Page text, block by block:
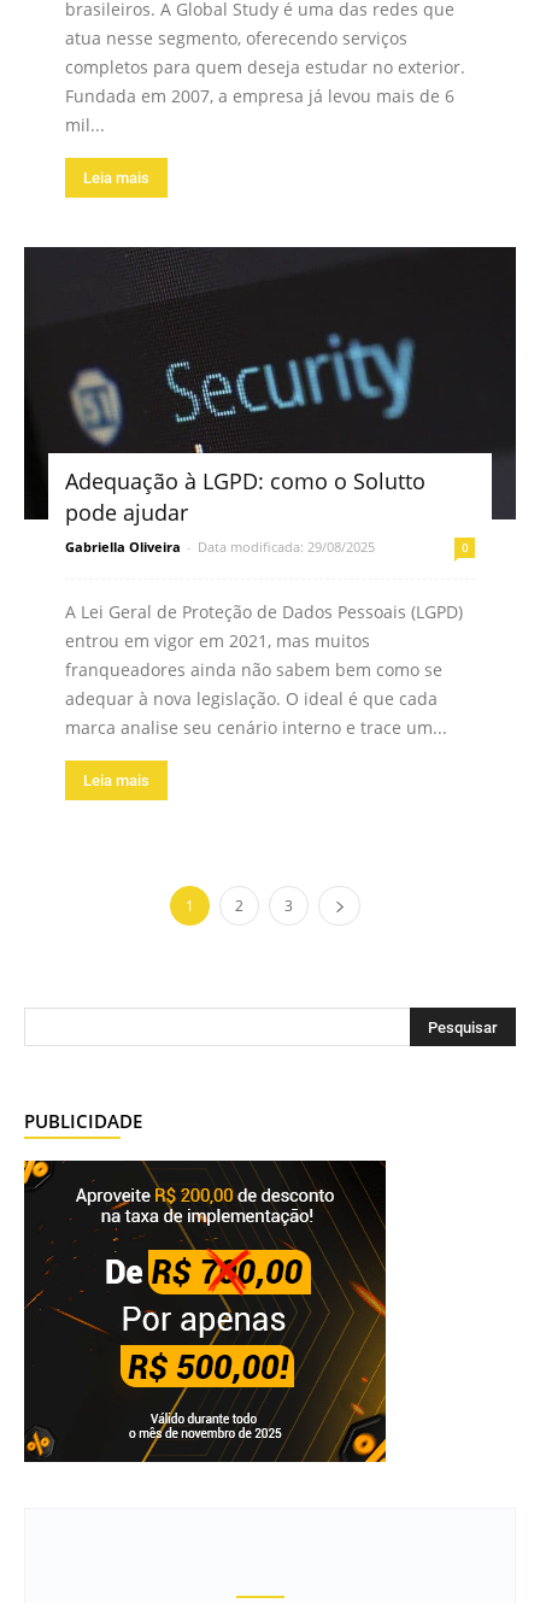
brasileiros. A Global Study é uma das redes que
atua nesse segmento, oferecendo serviços
completos para quem deseja estudar no exterior.
Fundada em 2007, a empresa já levou mais de 6
mil...
Leia mais
Adequação à LGPD: como o Solutto
pode ajudar
Gabriella Oliveira - Data modificada: 29/08/2025 0
A Lei Geral de Proteção de Dados Pessoais (LGPD)
entrou em vigor em 2021, mas muitos
franqueadores ainda não sabem bem como se
adequar à nova legislação. O ideal é que cada
marca analise seu cenário interno e trace um...
Leia mais
1 2 3
PUBLICIDADE